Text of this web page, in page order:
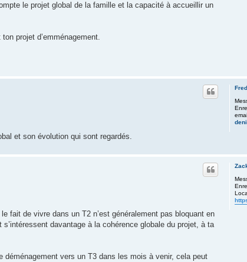
le projet global de la famille et la capacité à accueillir un
projet d’emménagement.
et son évolution qui sont regardés.
fait de vivre dans un T2 n’est généralement pas bloquant en
davantage à la cohérence globale du projet, à ta
vers un T3 dans les mois à venir, cela peut